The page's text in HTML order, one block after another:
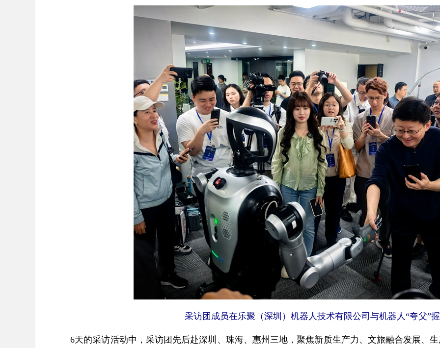
采访团成员在乐聚（深圳）机器人技术有限公司与机器人“夸父”
6天的采访活动中，采访团先后赴深圳、珠海、惠州三地，聚焦新质生产力、文旅融合发展、